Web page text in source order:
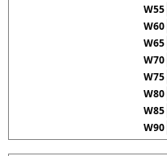
W55
W60
W65
W70
W75
W80
W85
W90